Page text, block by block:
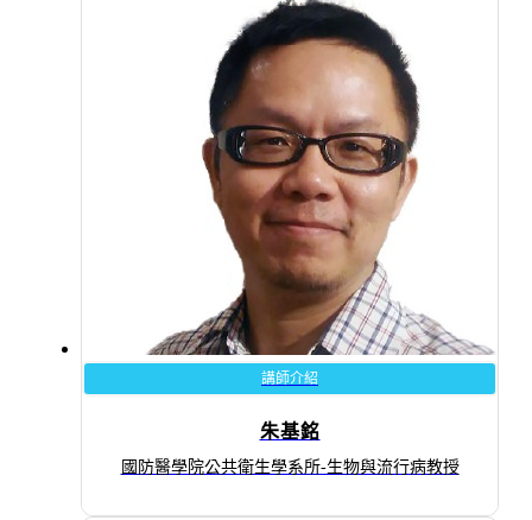
講師介紹
朱基銘
國防醫學院公共衛生學系所-生物與流行病教授